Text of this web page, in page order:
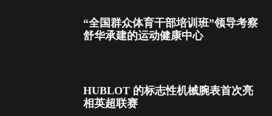
“全国群众体育干部培训班”领导考察
舒华承建的运动健康中心
HUBLOT 的标志性机械腕表首次亮
相英超联赛